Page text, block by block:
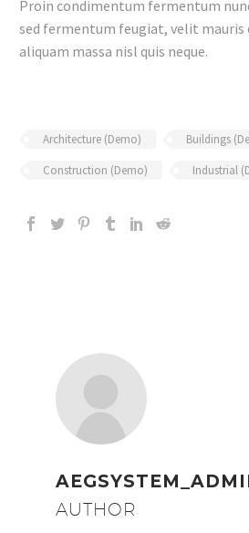
Proin condimentum fermentum
sed fermentum feugiat, velit mauris
aliquam massa nisl quis neque.
Architecture (Demo)
Buildings
Construction (Demo)
Industrial
AUTHOR